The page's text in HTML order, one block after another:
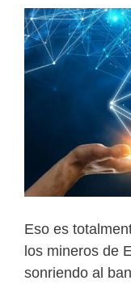
Eso es
los mineros de
sonriendo al